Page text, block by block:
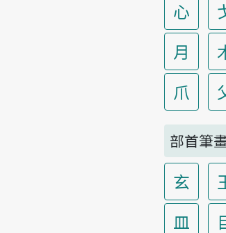
心
月
爪
部首筆
玄
皿